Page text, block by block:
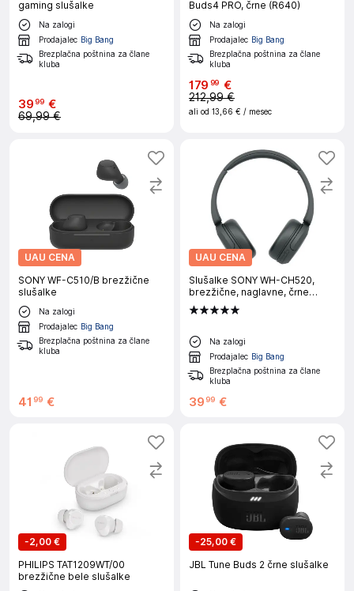
gaming slušalke
Na zalogi
Prodajalec Big Bang
Brezplačna poštnina za člane
kluba
3999 €
69,99 €
Buds4 PRO, črne (R640)
Na zalogi
Prodajalec Big Bang
Brezplačna poštnina za člane
kluba
179 99 €
212,99 €
ali od 13,66 € / mesec
UAU CENA
SONY WF-C510/B brezžične
slušalke
Na zalogi
Prodajalec Big Bang
Brezplačna poštnina za člane
kluba
41 99 €
UAU CENA
Slušalke SONY WH-CH520,
brezžične, naglavne, črne
(WHCH520B.CE7)
Na zalogi
Prodajalec Big Bang
Brezplačna poštnina za člane
kluba
39 99 €
-2,00 €
PHILIPS TAT1209WT/00
brezžične bele slušalke
-25,00 €
JBL Tune Buds 2 črne slušalke